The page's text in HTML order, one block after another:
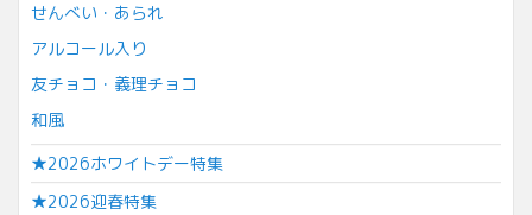
せんべい・あられ
アルコール入り
友チョコ・義理チョコ
和風
★2026ホワイトデー特集
★2026迎春特集